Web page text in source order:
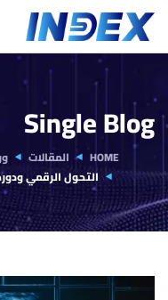
Single Blog
HOME المقالات
التحول الرقمي